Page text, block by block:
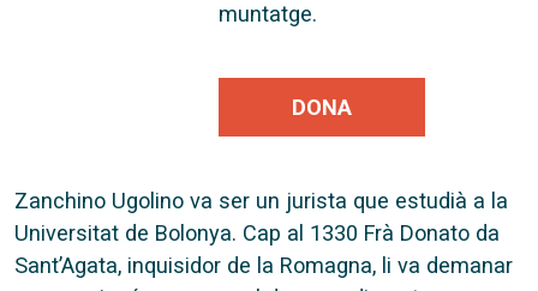
muntatge.
DONA
Zanchino Ugolino va ser un jurista que estudià a la
Universitat de Bolonya. Cap al 1330 Frà Donato da
Sant’Agata, inquisidor de la Romagna, li va demanar